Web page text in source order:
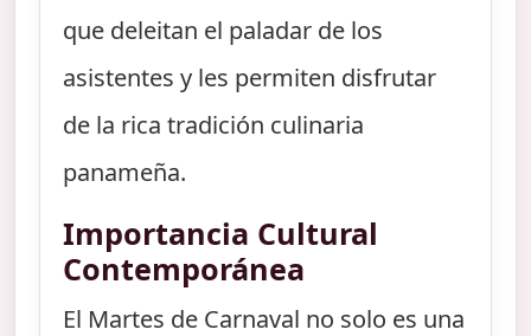
que deleitan el paladar de los
asistentes y les permiten disfrutar
de la rica tradición culinaria
panameña.
Importancia Cultural
Contemporánea
El Martes de Carnaval no solo es una